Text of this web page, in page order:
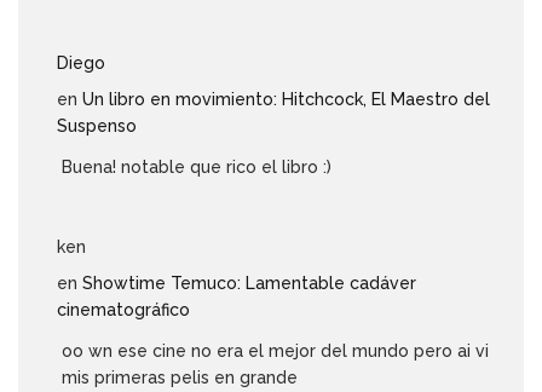
Diego
en Un libro en movimiento: Hitchcock, El Maestro del
Suspenso
Buena! notable que rico el libro :)
ken
en Showtime Temuco: Lamentable cadáver
cinematográfico
oo wn ese cine no era el mejor del mundo pero ai vi
mis primeras pelis en grande